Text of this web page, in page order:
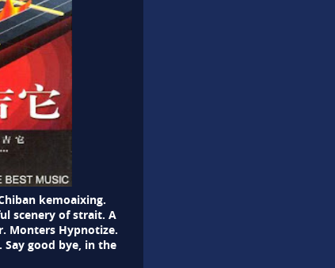
kemoaixing.
scenery of strait. A
Monters Hypnotize.
Say good bye, in the